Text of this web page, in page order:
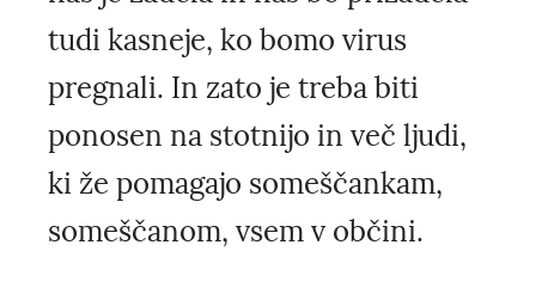
tudi kasneje, ko bomo virus
pregnali. In zato je treba biti
ponosen na stotnijo in več ljudi,
ki že pomagajo someščankam,
someščanom, vsem v občini.